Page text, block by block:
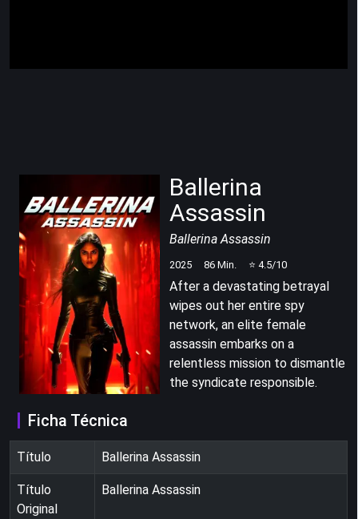
Ballerina
Assassin
Ballerina Assassin
2025 86 Min. ⭐ 4.5/10
After a devastating betrayal
wipes out her entire spy
network, an elite female
assassin embarks on a
relentless mission to dismantle
the syndicate responsible.
Ficha Técnica
Título Ballerina Assassin
Título
Original
Ballerina Assassin